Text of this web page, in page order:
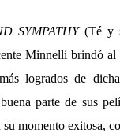
SYMPATHY(Té y
Minnelli brindó
logrados de
parte de sus
su momento exitosa,